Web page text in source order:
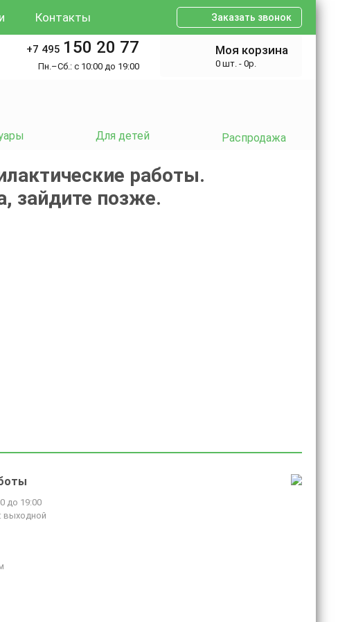
Контакты Заказать звонок
+7 495 150 20 77
Пн.–Сб.: с 10:00 до 19:00
Моя корзина
0 шт. - 0р.
Для детей Распродажа
работы.
зайдите позже.
до 19:00
выходной